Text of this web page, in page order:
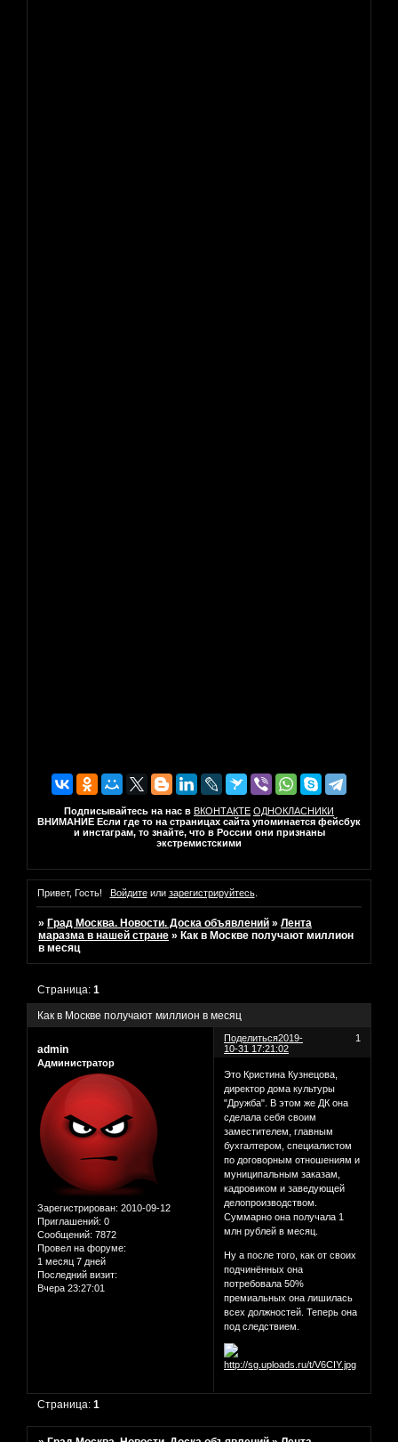
Подписывайтесь на нас в ВКОНТАКТЕ ОДНОКЛАСНИКИ
ВНИМАНИЕ Если где то на страницах сайта упоминается фейсбук
и инстаграм, то знайте, что в России они признаны
экстремистскими
Привет, Гость! Войдитеили зарегистрируйтесь.
» Град Москва. Новости. Доска объявлений »Лента
маразма в нашей стране » Как в Москве получают миллион
в месяц
Как в Москве получают миллион в месяц
Страница:1
Поделиться 1
2019-
10-31 17:21:02
admin
Администратор
Зарегистрирован: 2010-09-12
Приглашений: 0
Сообщений: 7872
Провел на форуме:
1 месяц 7 дней
Последний визит:
Вчера 23:27:01
Это Кристина Кузнецова,
директор дома культуры
"Дружба". В этом же ДК она
сделала себя своим
заместителем, главным
бухгалтером, специалистом
по договорным отношениям и
муниципальным заказам,
кадровиком и заведующей
делопроизводством.
Суммарно она получала 1
млн рублей в месяц.
Ну а после того, как от своих
подчинённых она
потребовала 50%
премиальных она лишилась
всех должностей. Теперь она
под следствием.
Страница:1